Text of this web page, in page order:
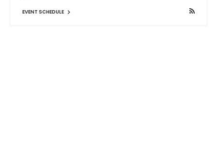
EVENT SCHEDULE